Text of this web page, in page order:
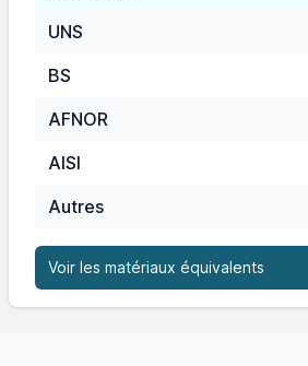
UNS
BS
AFNOR
AISI
Autres
Voir les matériaux équivalents